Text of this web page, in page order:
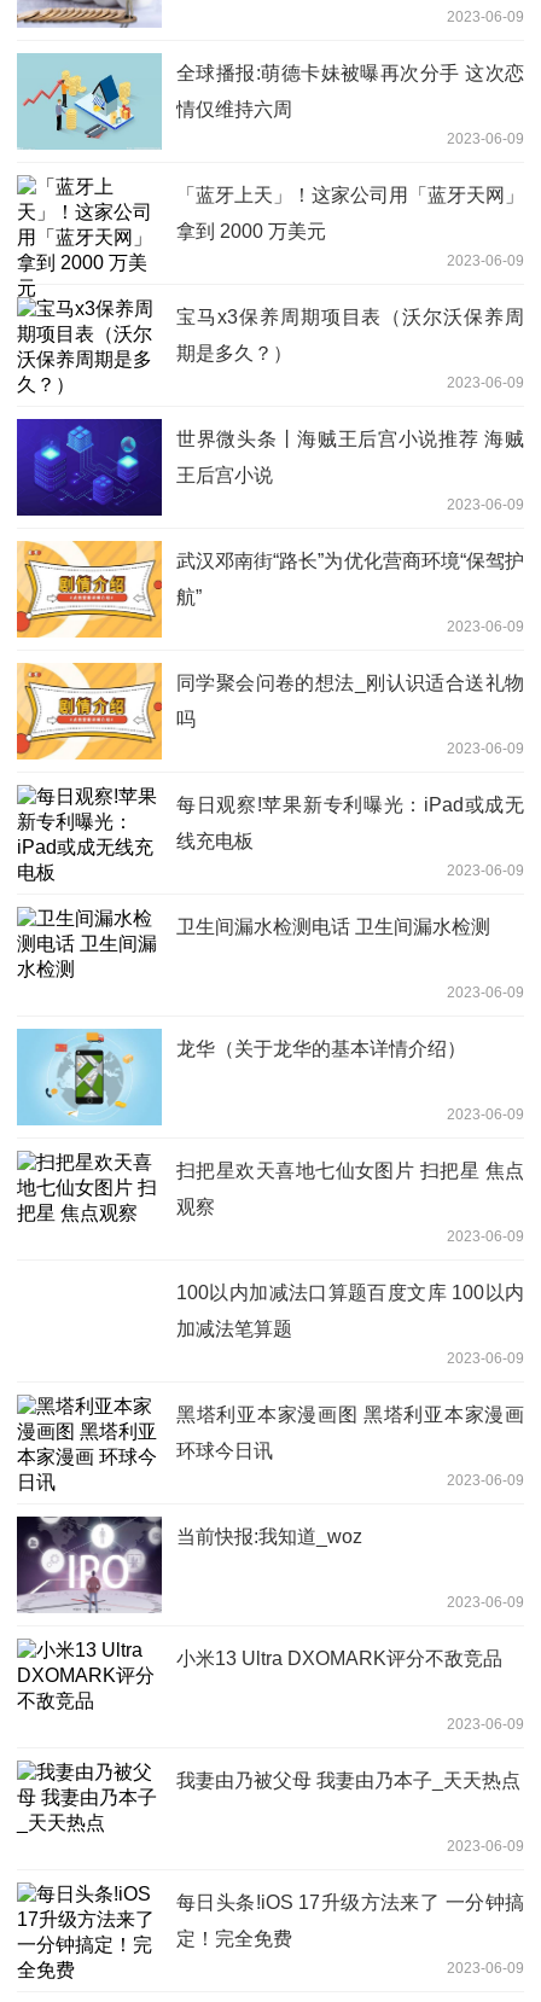
2023-06-09
全球播报:萌德卡妹被曝再次分手 这次恋
情仅维持六周
2023-06-09
「蓝牙上天」！这家公司用「蓝牙天网」
拿到 2000 万美元
2023-06-09
宝马x3保养周期项目表（沃尔沃保养周
期是多久？）
2023-06-09
世界微头条丨海贼王后宫小说推荐 海贼
王后宫小说
2023-06-09
武汉邓南街“路长”为优化营商环境“保驾护
航”
2023-06-09
同学聚会问卷的想法_刚认识适合送礼物
吗
2023-06-09
每日观察!苹果新专利曝光：iPad或成无
线充电板
2023-06-09
卫生间漏水检测电话 卫生间漏水检测
2023-06-09
龙华（关于龙华的基本详情介绍）
2023-06-09
扫把星欢天喜地七仙女图片 扫把星 焦点
观察
2023-06-09
100以内加减法口算题百度文库 100以内
加减法笔算题
2023-06-09
黑塔利亚本家漫画图 黑塔利亚本家漫画
环球今日讯
2023-06-09
当前快报:我知道_woz
2023-06-09
小米13 Ultra DXOMARK评分不敌竞品
2023-06-09
我妻由乃被父母 我妻由乃本子_天天热点
2023-06-09
每日头条!iOS 17升级方法来了 一分钟搞
定！完全免费
2023-06-09